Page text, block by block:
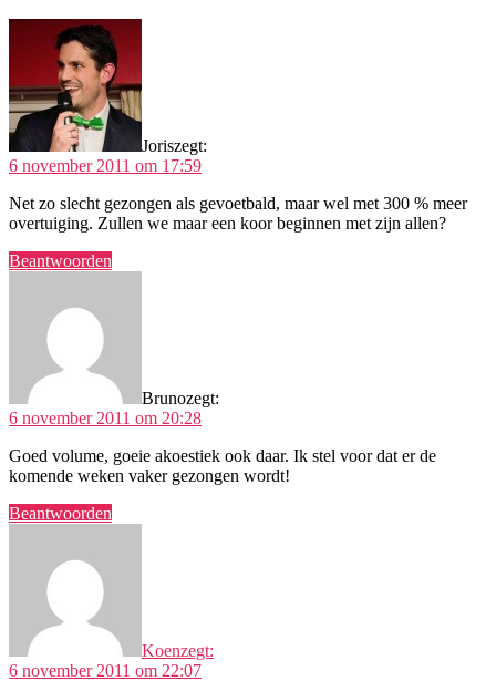
Joriszegt:
6 november 2011 om 17:59
Net zo slecht gezongen als gevoetbald, maar wel met 300 % meer
overtuiging. Zullen we maar een koor beginnen met zijn allen?
Beantwoorden
Brunozegt:
6 november 2011 om 20:28
Goed volume, goeie akoestiek ook daar. Ik stel voor dat er de
komende weken vaker gezongen wordt!
Beantwoorden
Koenzegt:
6 november 2011 om 22:07